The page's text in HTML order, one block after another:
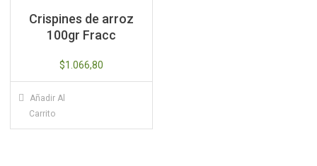
Crispines de arroz
100gr Fracc
$1.066,80
Añadir Al
Carrito